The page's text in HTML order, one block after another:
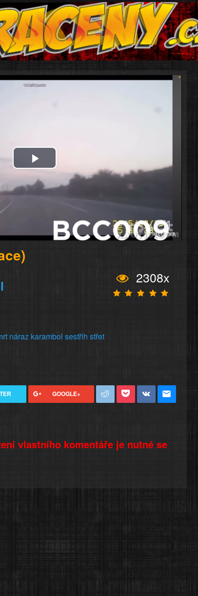
Play
Video
2308x
náraz karambol sestřih střet
GOOGLE+
vlastního komentáře je nutné se